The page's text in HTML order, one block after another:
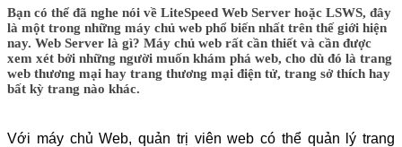
Bạn có thể đã nghe nói về LiteSpeed ​​Web Server hoặc LSWS, đây
là một trong những máy chủ web phổ biến nhất trên thế giới hiện
nay. Web Server là gì? Máy chủ web rất cần thiết và cần được
xem xét bởi những người muốn khám phá web, cho dù đó là trang
web thương mại hay trang thương mại điện tử, trang sở thích hay
bất kỳ trang nào khác.
Với máy chủ Web, quản trị viên web có thể quản lý trang